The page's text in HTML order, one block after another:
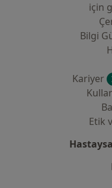
i̇çin
Bilgi
Kariyer
Etik